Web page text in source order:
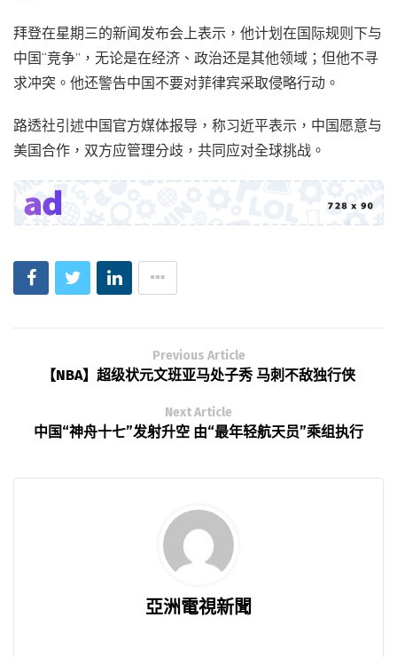
拜登在星期三的新闻发布会上表示，他计划在国际规则下与
中国“竞争”，无论是在经济、政治还是其他领域；但他不寻
求冲突。他还警告中国不要对菲律宾采取侵略行动。
路透社引述中国官方媒体报导，称习近平表示，中国愿意与
美国合作，双方应管理分歧，共同应对全球挑战。
Previous Article
【NBA】超级状元文班亚马处子秀 马刺不敌独行侠
Next Article
中国“神舟十七”发射升空 由“最年轻航天员”乘组执行
亞洲電視新聞